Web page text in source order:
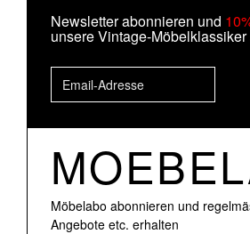
Newsletter abonnieren und
unsere Vintage-Möbelklassiker
Möbelabo abonnieren und
Angebote etc. erhalten